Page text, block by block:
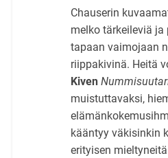
Chauserin
melko tärkeileviä
tapaan vaimojaan
riippakivinä. Heitä
Kiven
muistuttavaksi,
kääntyy väkisinkin
erityisen